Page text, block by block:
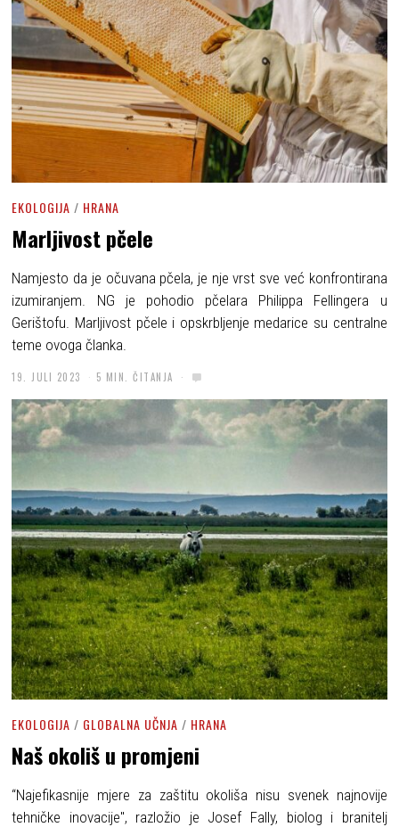
EKOLOGIJA / HRANA
Marljivost pčele
Namjesto da je očuvana pčela, je nje vrst sve već konfrontirana
izumiranjem. NG je pohodio pčelara Philippa Fellingera u
Gerištofu. Marljivost pčele i opskrbljenje medarice su centralne
teme ovoga članka.
19. JULI 2023 5 MIN. ČITANJA
EKOLOGIJA / GLOBALNA UČNJA / HRANA
Naš okoliš u promjeni
“Najefikasnije mjere za zaštitu okoliša nisu svenek najnovije
tehničke inovacije", razložio je Josef Fally, biolog i branitelj